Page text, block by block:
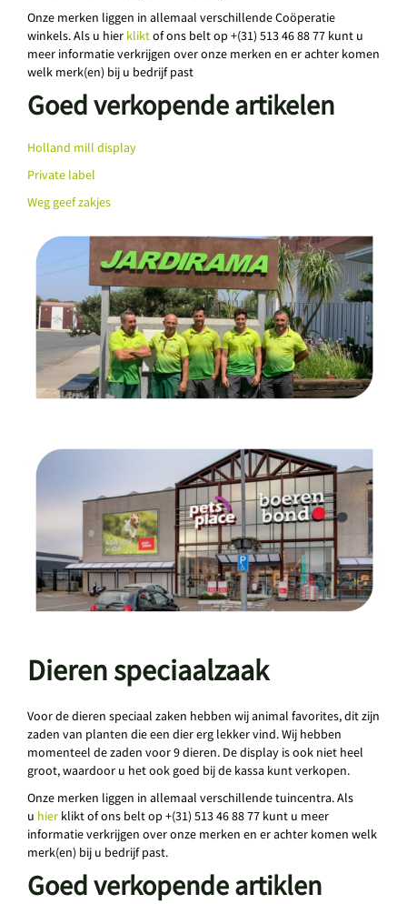
Onze merken liggen in allemaal verschillende Coöperatie
winkels. Als u hier kliktof ons belt op +(31) 513 46 88 77 kunt u
meer informatie verkrijgen over onze merken en er achter komen
welk merk(en) bij u bedrijf past
Goed verkopende artikelen
Holland mill display
Private label
Weg geef zakjes
Dieren speciaalzaak
Voor de dieren speciaal zaken hebben wij animal favorites, dit zijn
zaden van planten die een dier erg lekker vind. Wij hebben
momenteel de zaden voor 9 dieren. De display is ook niet heel
groot, waardoor u het ook goed bij de kassa kunt verkopen.
Onze merken liggen in allemaal verschillende tuincentra. Als
u hier klikt of ons belt op +(31) 513 46 88 77 kunt u meer
informatie verkrijgen over onze merken en er achter komen welk
merk(en) bij u bedrijf past.
Goed verkopende artiklen